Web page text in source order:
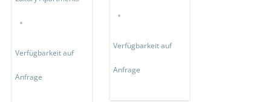
Verfügbarkeit auf
Anfrage
Verfügbarkeit auf
Anfrage